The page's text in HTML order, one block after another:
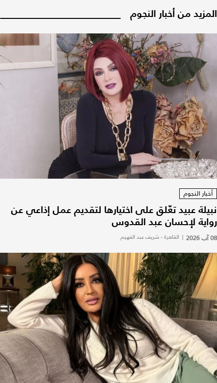
المزيد من أخبار النجوم
أخبار النجوم
نبيلة عبيد تعّلق على اختيارها لتقديم عمل إذاعي عن
رواية لإحسان عبد القدوس
08 آب 2026 | القاهرة - شريف عبد الفهيم